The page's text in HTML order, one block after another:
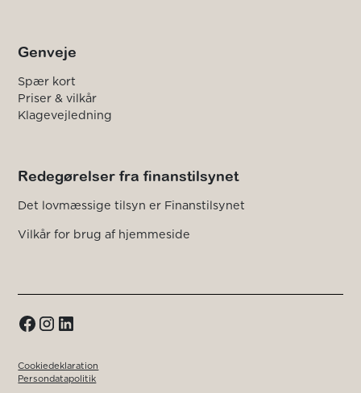
Genveje
Spær kort
Priser & vilkår
Klagevejledning
Redegørelser fra finanstilsynet
Det lovmæssige tilsyn er Finanstilsynet
Vilkår for brug af hjemmeside
Cookiedeklaration
Persondatapolitik